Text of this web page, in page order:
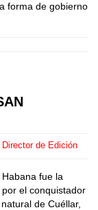
forma de gobierno
Director de Edición
fue la
el conquistador
de Cuéllar,